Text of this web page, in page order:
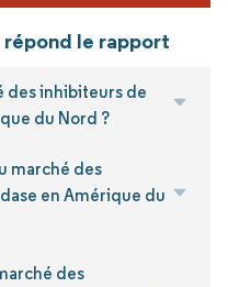
le rapport
des inhibiteurs de
du Nord ?
marché des
en Amérique du
des